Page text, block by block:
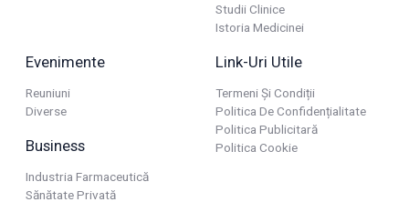
Studii Clinice
Istoria Medicinei
Evenimente
Reuniuni
Diverse
Business
Industria Farmaceutică
Sănătate Privată
Link-Uri Utile
Termeni Și Condiții
Politica De Confidențialitate
Politica Publicitară
Politica Cookie